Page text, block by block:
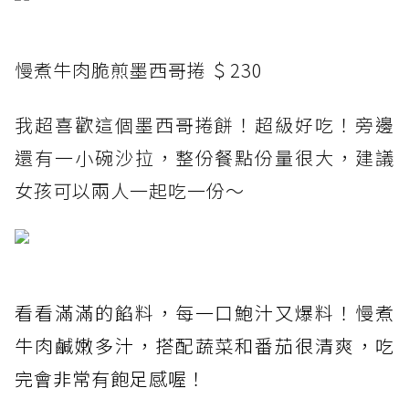
慢煮牛肉脆煎墨西哥捲 ＄230
我超喜歡這個墨西哥捲餅！超級好吃！旁邊
還有一小碗沙拉，整份餐點份量很大，建議
女孩可以兩人一起吃一份～
看看滿滿的餡料，每一口鮑汁又爆料！慢煮
牛肉鹹嫩多汁，搭配蔬菜和番茄很清爽，吃
完會非常有飽足感喔！